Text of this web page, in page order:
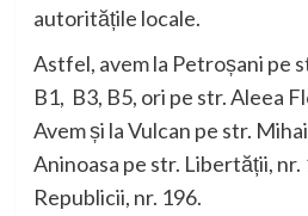
autoritățile locale.
Astfel, avem la Petroșani pe
B1, B3, B5, ori pe str. Aleea
Avem și la Vulcan pe str.
Aninoasa pe str. Libertății, nr.
Republicii, nr. 196.